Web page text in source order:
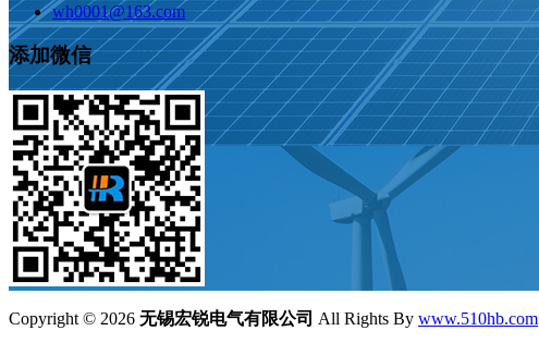
wh0001@163.com
添加微信
Copyright © 2026 无锡宏锐电气有限公司 All Rights By www.510hb.com